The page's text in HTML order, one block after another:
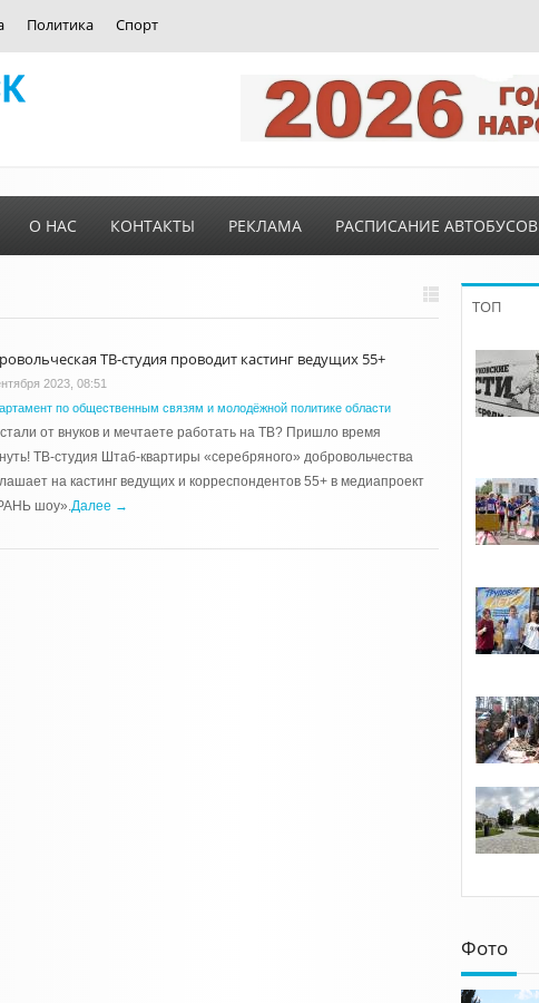
Политика Спорт
О НАС КОНТАКТЫ РЕКЛАМА РАСПИСАНИЕ АВТОБУСОВ
ТВ-студия проводит кастинг ведущих 55+
2023, 08:51
по общественным связям и молодёжной политике области
от внуков и мечтаете работать на ТВ? Пришло время
ТВ-студия Штаб-квартиры «серебряного» добровольчества
на кастинг ведущих и корреспондентов 55+ в медиапроект
шоу».Далее →
ТОП
Фото